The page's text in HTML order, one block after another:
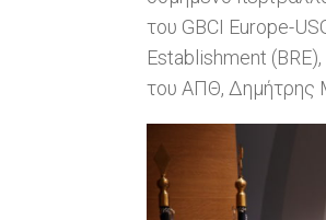
του GBCI Europe-
Establishment
του ΑΠΘ, Δημήτρης